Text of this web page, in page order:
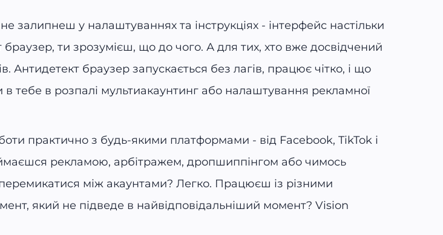
залипнеш у налаштуваннях та інструкціях - інтерфейс настільки
ти зрозумієш, що до чого. А для тих, хто вже досвідчений
Антидетект браузер запускається без лагів, працює чітко, і що
тебе в розпалі мультиакаунтинг або налаштування рекламної
практично з будь-якими платформами - від Facebook, TikTok і
рекламою, арбітражем, дропшиппінгом або чимось
між акаунтами? Легко. Працюєш із різними
який не підведе в найвідповідальніший момент? Vision